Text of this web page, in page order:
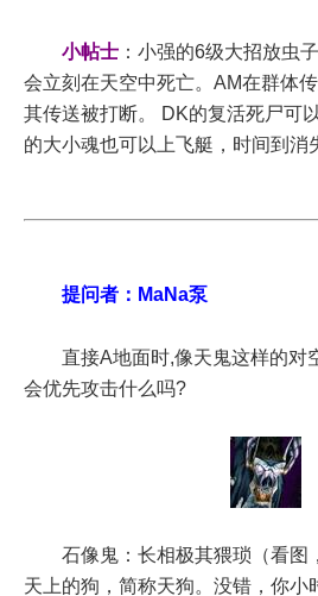
小帖士 ：小强的6级大招放虫
会立刻在天空中死亡。AM在群体
其传送被打断。 DK的复活死尸可
的大小魂也可以上飞艇，时间到消
提问者：MaNa泵
直接A地面时,像天鬼这样的对
会优先攻击什么吗?
石像鬼：长相极其猥琐（看图
天上的狗，简称天狗。没错，你小